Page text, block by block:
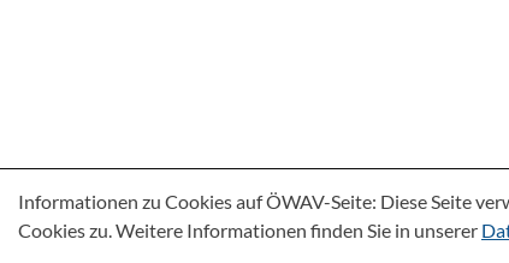
Informationen zu Cookies auf ÖWAV-Seite: Diese Seite
Cookies zu. Weitere Informationen finden Sie in unserer